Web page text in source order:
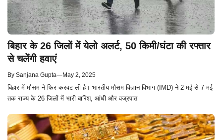
बिहार के 26 जिलों में येलो अलर्ट, 50 किमी/घंटा की रफ्तार
से चलेंगी हवाएं
By Sanjana Gupta—May 2, 2025
बिहार में मौसम ने फिर करवट ली है। भारतीय मौसम विज्ञान विभाग (IMD) ने 2 मई से 7 मई
तक राज्य के 26 जिलों में भारी बारिश, आंधी और वज्रपात